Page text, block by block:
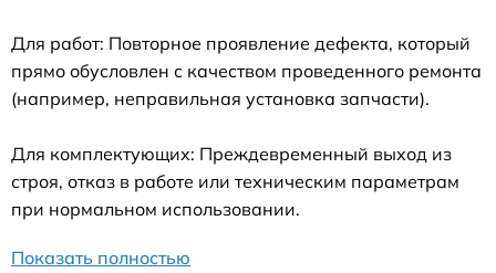
Для работ: Повторное проявление дефекта, который
прямо обусловлен с качеством проведенного ремонта
(например, неправильная установка запчасти).
Для комплектующих: Преждевременный выход из
строя, отказ в работе или техническим параметрам
при нормальном использовании.
Показать полностью